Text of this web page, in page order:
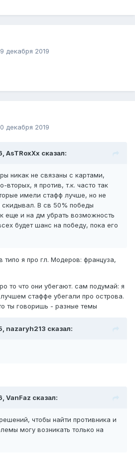
декабря 2019
декабря 2019
AsTRoxXx сказал:
никак не связаны с картами,
вторых, я против, т.к. часто так
имели стафф лучше, но не
В св 50% победы
еще и на дм убрать возможность
будет шанс на победу, пока его
типо я про гл. Модеров: француза,
то что они убегают. сам подумай: я
стаффе убегали про острова.
ты говоришь - разные темы
nazaryh213 сказал:
VanFaz сказал:
чтобы найти противника и
могу возникать только на